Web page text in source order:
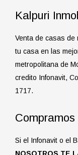
Kalpuri
Venta de casas de
tu casa en las
metropolitana de
credito Infonavit,
1717.
Si el Infonavit o el
NOSOTROS TE